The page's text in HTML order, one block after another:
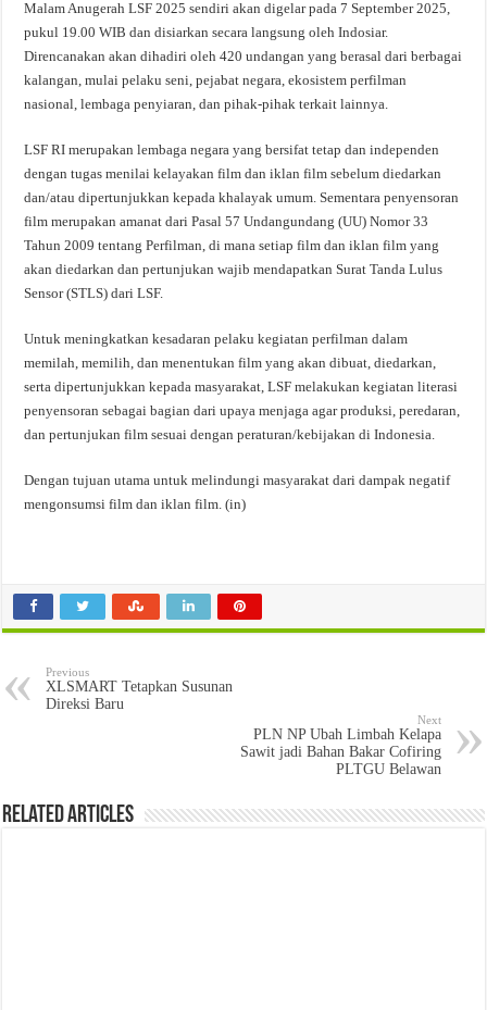
Malam Anugerah LSF 2025 sendiri akan digelar pada 7 September 2025,
pukul 19.00 WIB dan disiarkan secara langsung oleh Indosiar.
Direncanakan akan dihadiri oleh 420 undangan yang berasal dari berbagai
kalangan, mulai pelaku seni, pejabat negara, ekosistem perfilman
nasional, lembaga penyiaran, dan pihak-pihak terkait lainnya.
LSF RI merupakan lembaga negara yang bersifat tetap dan independen
dengan tugas menilai kelayakan film dan iklan film sebelum diedarkan
dan/atau dipertunjukkan kepada khalayak umum. Sementara penyensoran
film merupakan amanat dari Pasal 57 Undangundang (UU) Nomor 33
Tahun 2009 tentang Perfilman, di mana setiap film dan iklan film yang
akan diedarkan dan pertunjukan wajib mendapatkan Surat Tanda Lulus
Sensor (STLS) dari LSF.
Untuk meningkatkan kesadaran pelaku kegiatan perfilman dalam
memilah, memilih, dan menentukan film yang akan dibuat, diedarkan,
serta dipertunjukkan kepada masyarakat, LSF melakukan kegiatan literasi
penyensoran sebagai bagian dari upaya menjaga agar produksi, peredaran,
dan pertunjukan film sesuai dengan peraturan/kebijakan di Indonesia.
Dengan tujuan utama untuk melindungi masyarakat dari dampak negatif
mengonsumsi film dan iklan film. (in)
Previous
XLSMART Tetapkan Susunan
Direksi Baru
Next
PLN NP Ubah Limbah Kelapa
Sawit jadi Bahan Bakar Cofiring
PLTGU Belawan
Related Articles